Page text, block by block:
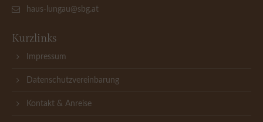
haus-lungau@sbg.at
Kurzlinks
Impressum
Datenschutzvereinbarung
Kontakt & Anreise